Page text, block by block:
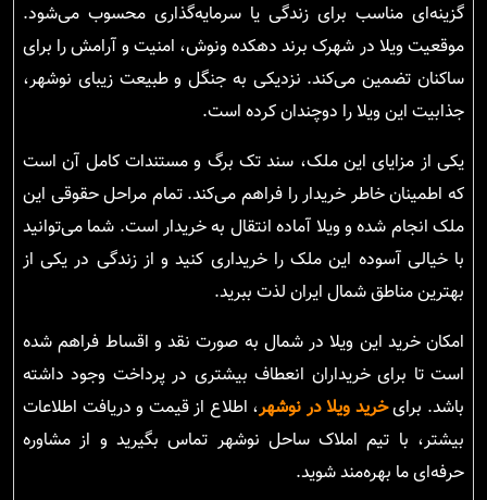
گزینه‌ای مناسب برای زندگی یا سرمایه‌گذاری محسوب می‌شود.
موقعیت ویلا در شهرک برند دهکده ونوش، امنیت و آرامش را برای
ساکنان تضمین می‌کند. نزدیکی به جنگل و طبیعت زیبای نوشهر،
جذابیت این ویلا را دوچندان کرده است.
یکی از مزایای این ملک، سند تک برگ و مستندات کامل آن است
که اطمینان خاطر خریدار را فراهم می‌کند. تمام مراحل حقوقی این
ملک انجام شده و ویلا آماده انتقال به خریدار است. شما می‌توانید
با خیالی آسوده این ملک را خریداری کنید و از زندگی در یکی از
بهترین مناطق شمال ایران لذت ببرید.
امکان خرید این ویلا در شمال به صورت نقد و اقساط فراهم شده
است تا برای خریداران انعطاف بیشتری در پرداخت وجود داشته
باشد. برایخرید ویلا در نوشهر، اطلاع از قیمت و دریافت اطلاعات
بیشتر، با تیم املاک ساحل نوشهر تماس بگیرید و از مشاوره
حرفه‌ای ما بهره‌مند شوید.